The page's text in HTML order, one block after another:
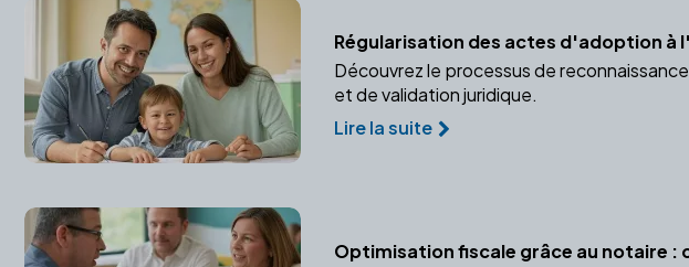
Régularisation des actes d'adoption à
Découvrez le processus de
et de validation juridique.
Lire la suite
Optimisation fiscale grâce au notaire